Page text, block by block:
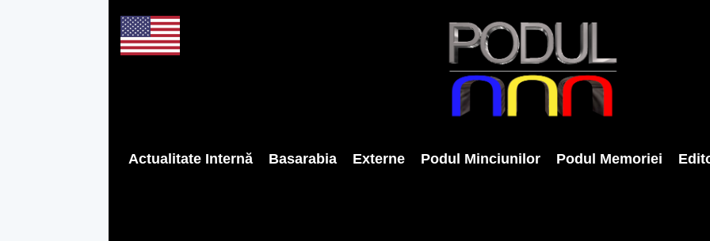
Actualitate Internă Basarabia Externe Podul Minciunilor Podul Memoriei